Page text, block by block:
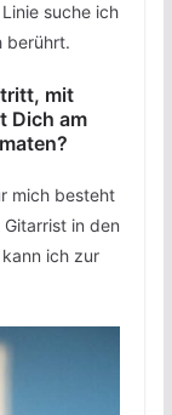
suche ich
berührt.
mit
Dich am
mich besteht
in den
ich zur